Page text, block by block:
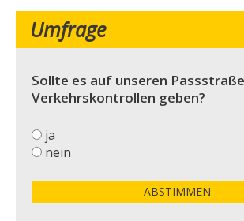
Umfrage
Sollte es auf unseren
Verkehrskontrollen geben?
ja
nein
ABSTIMMEN